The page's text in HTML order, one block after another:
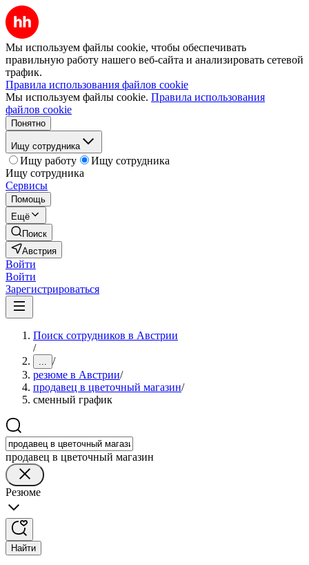
Мы используем файлы cookie, чтобы обеспечивать
правильную работу нашего веб-сайта и анализировать сетевой
трафик.
Правила использования файлов cookie
Мы используем файлы cookie. Правила использования
файлов cookie
Понятно
Ищу сотрудника
Ищу работу
Ищу сотрудника
Ищу сотрудника
Сервисы
Помощь
Ещё
Поиск
Австрия
Войти
Войти
Зарегистрироваться
Поиск сотрудников в Австрии
/
... /
резюме в Австрии/
продавец в цветочный магазин/
сменный график
продавец в цветочный магазин
Резюме
Найти